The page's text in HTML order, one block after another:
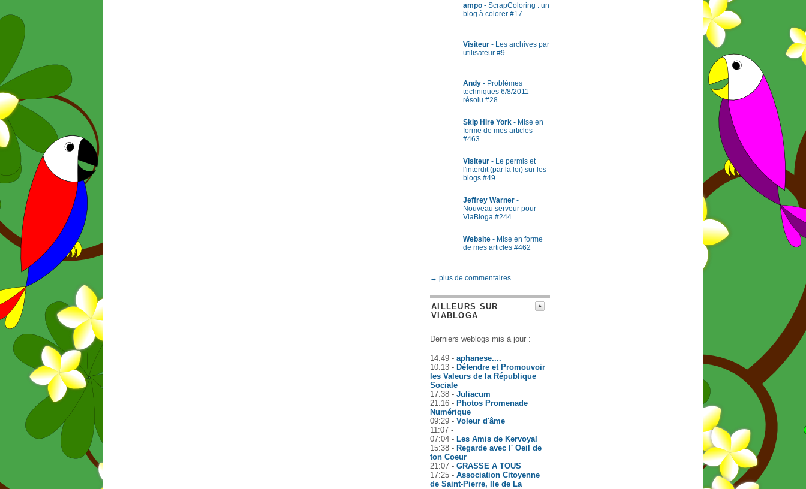
ampo - ScrapColoring : un
blog à colorer #17
Visiteur - Les archives par
utilisateur #9
Andy - Problèmes
techniques 6/8/2011 --
résolu #28
Skip Hire York - Mise en
forme de mes articles
#463
Visiteur - Le permis et
l'interdit (par la loi) sur les
blogs #49
Jeffrey Warner -
Nouveau serveur pour
ViaBloga #244
Website - Mise en forme
de mes articles #462
→ plus de commentaires
AILLEURS SUR
VIABLOGA
Derniers weblogs mis à jour :
14:49 - aphanese....
10:13 - Défendre et Promouvoir
les Valeurs de la République
Sociale
17:38 - Juliacum
21:16 - Photos Promenade
Numérique
09:29 - Voleur d'âme
11:07 -
07:04 - Les Amis de Kervoyal
15:38 - Regarde avec l' Oeil de
ton Coeur
21:07 - GRASSE A TOUS
17:25 - Association Citoyenne
de Saint-Pierre, Ile de La